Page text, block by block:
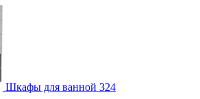
Шкафы для ванной 324